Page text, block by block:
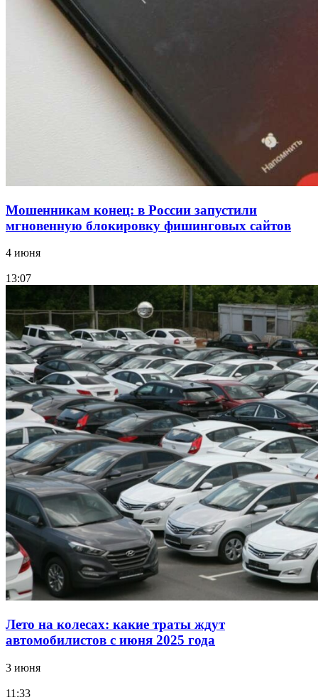
Покушение на убийство в Волгограде: девушка
напала на незнакомую женщину с ножом
Сладкий праздник в Волгограде: в Центральном
парке прошёл фестиваль „Арбузный переполох“
Мошенникам конец: в России запустили
мгновенную блокировку фишинговых сайтов
4 июня
13:07
Лето на колесах: какие траты ждут
автомобилистов с июня 2025 года
3 июня
11:33